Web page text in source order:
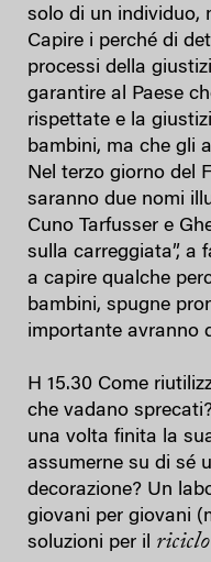
solo di un individuo,
Capire i perché di
processi della
garantire al Paese
rispettate e la
bambini, ma che gli
Nel terzo giorno del
saranno due nomi
Cuno Tarfusser e
sulla carreggiata”, a
a capire qualche
bambini, spugne
importante avranno
H 15.30 Come
che vadano
una volta finita la
assumerne su di sé
decorazione? Un
giovani per giovani
soluzioni per il